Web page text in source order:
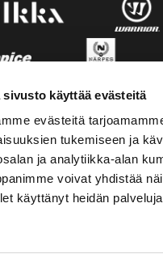
sivusto käyttää evästeitä
evästeitä
tukemiseen ja
ja analytiikka-alan
voivat yhdistää
käyttänyt heidän